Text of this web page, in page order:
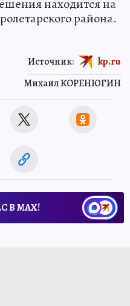
находится на
района.
Михаил КОРЕНЮГИН
Источник: kp.ru
В МАХ!